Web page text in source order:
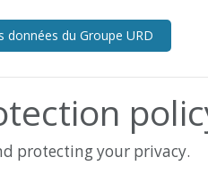
du Groupe URD
protecting your privacy.